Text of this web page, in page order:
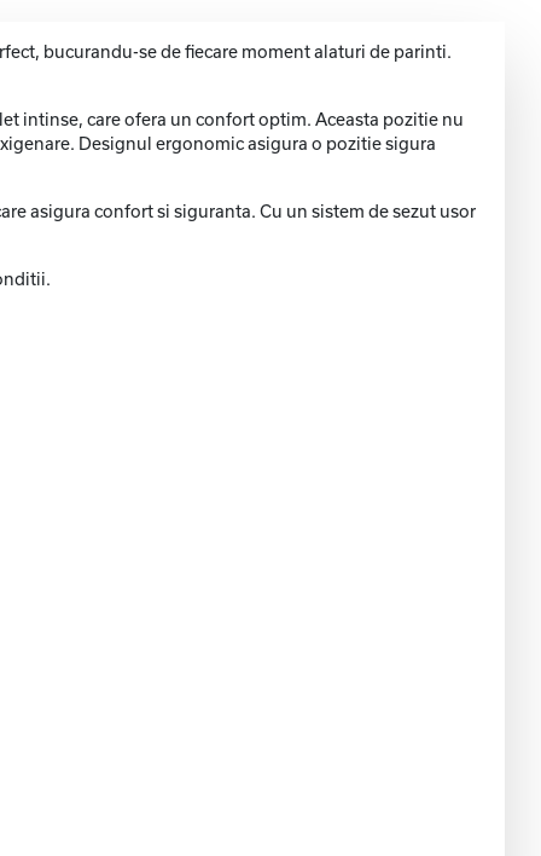
bucurandu-se de fiecare moment alaturi de parinti.
intinse, care ofera un confort optim. Aceasta pozitie nu
Designul ergonomic asigura o pozitie sigura
asigura confort si siguranta. Cu un sistem de sezut usor